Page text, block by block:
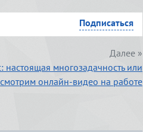
Далее »
настоящая многозадачность или
смотрим онлайн-видео на работе